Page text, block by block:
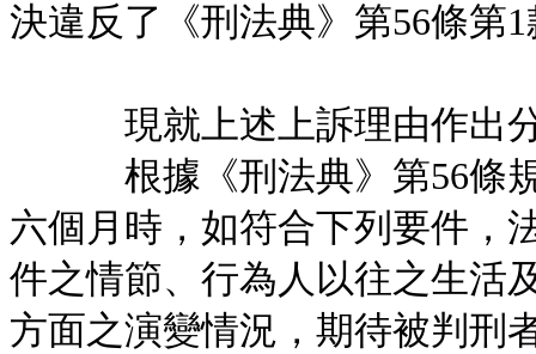
決違反了《刑法典》第56條第
現就上述上訴理由作出
根據《刑法典》第56條規
六個月時，如符合下列要件，
件之情節、行為人以往之生活
方面之演變情況，期待被判刑